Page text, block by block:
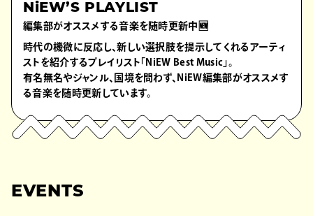
NiEW’S PLAYLIST
編集部がオススメする音楽を随時更新中🆕
時代の機微に反応し、新しい選択肢を提示してくれるアーティ
ストを紹介するプレイリスト「NiEW Best Music」。
有名無名やジャンル、国境を問わず、NiEW編集部がオススメす
る音楽を随時更新しています。
EVENTS